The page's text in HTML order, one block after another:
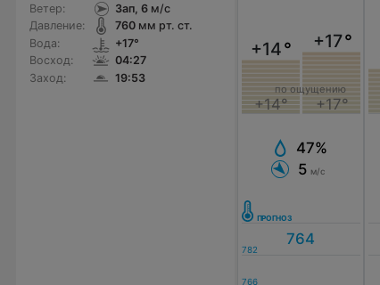
Ветер:
Давление:
Вода:
Восход:
Заход:
Зап, 6м/с
760мм рт. ст.
+17°
04:27
19:53
+14°
+14°
+17°
+17°
по ощущению
47%
5 м/с